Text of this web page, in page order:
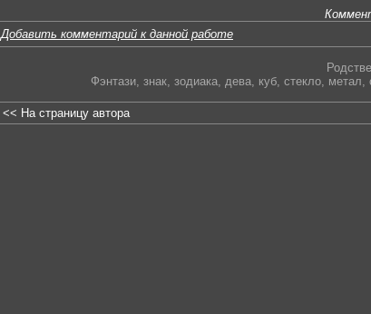
Добавить комментарий к данной работе
Фэнтази, знак, зодиака, дева, куб, стекло, метал,
<< На страницу автора